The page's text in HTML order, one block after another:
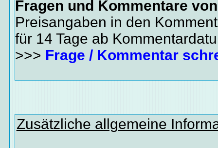
Fragen und Kommentare
Preisangaben in den
für 14 Tage ab
>>> Frage / Kommentar
Zusätzliche allgemeine